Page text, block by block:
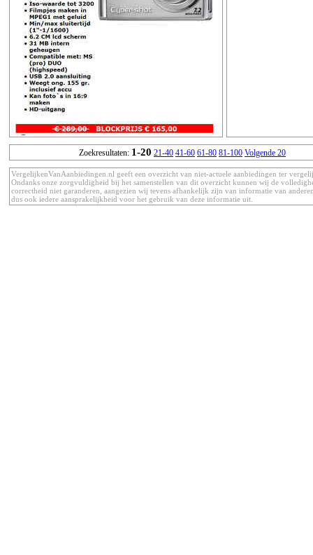
Zoekresultaten: 1-20 21-40 41-60 61-80 81-100 Volgende 20
VergelijkenVanAanbiedingen.nl geeft een overzicht van niet-actuele aanbiedingen ter
Ondanks onze zorgvuldigheid bij het samenstellen van dit overzicht kunnen wij de
correctheid niet garanderen, aangezien wij tevens afhankelijk zijn van informatie van
dus ook iedere aansprakelijkheid voor het gebruik van deze informatie uit.